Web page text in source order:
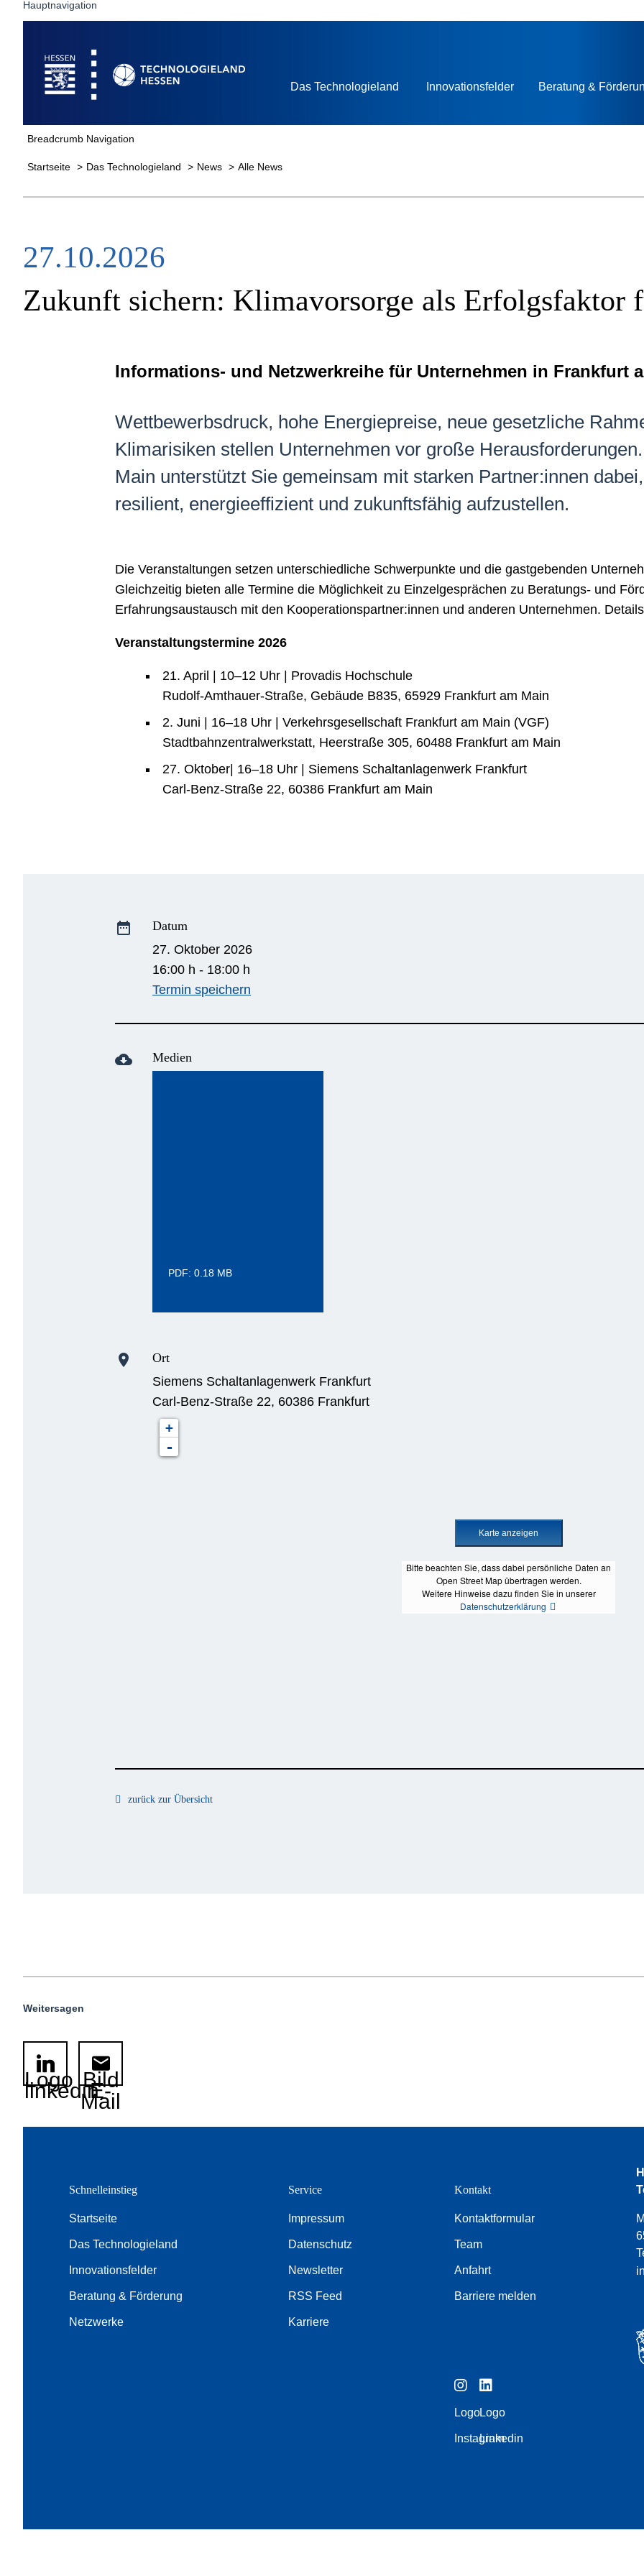
Hauptnavigation
Startseite
Das Technologieland Innovationsfelder Beratung &
Breadcrumb Navigation
Startseite Das Technologieland News Alle News
27.10.2026
Zukunft sichern: Klimavorsorge als Erfolgsfaktor
Informations- und Netzwerkreihe für Unternehmen in Frankfurt
Wettbewerbsdruck, hohe Energiepreise, neue gesetzliche
Klimarisiken stellen Unternehmen vor große
Main unterstützt Sie gemeinsam mit starken Partner:innen
resilient, energieeffizient und zukunftsfähig aufzustellen.
Die Veranstaltungen setzen unterschiedliche Schwerpunkte und die gastgebenden
Gleichzeitig bieten alle Termine die Möglichkeit zu Einzelgesprächen zu Beratungs- und
Erfahrungsaustausch mit den Kooperationspartner:innen und anderen Unternehmen.
Veranstaltungstermine 2026
21. April | 10–12 Uhr | Provadis Hochschule
Rudolf-Amthauer-Straße, Gebäude B835, 65929 Frankfurt am Main
2. Juni | 16–18 Uhr | Verkehrsgesellschaft Frankfurt am Main (VGF)
Stadtbahnzentralwerkstatt, Heerstraße 305, 60488 Frankfurt am Main
27. Oktober| 16–18 Uhr | Siemens Schaltanlagenwerk Frankfurt
Carl-Benz-Straße 22, 60386 Frankfurt am Main
date_range
Datum
27. Oktober 2026
16:00 h - 18:00 h
Termin speichern
cloud_download Medien
PDF: 0.18 MB
location_on
Ort
Siemens Schaltanlagenwerk Frankfurt
Carl-Benz-Straße 22, 60386 Frankfurt
Bitte beachten Sie, dass dabei persönliche Daten an
Open Street Map übertragen werden.
Weitere Hinweise dazu finden Sie in unserer
Datenschutzerklärung
+
-
zurück zur Übersicht
Weitersagen
Logo
linkedinBild
E-
Mail
Schnelleinstieg
Startseite
Das Technologieland
Innovationsfelder
Beratung & Förderung
Netzwerke
Service
Impressum
Datenschutz
Newsletter
RSS Feed
Karriere
Kontakt
Kontaktformular
Team
Anfahrt
Barriere melden
Logo
Instagram
Logo
Linkedin